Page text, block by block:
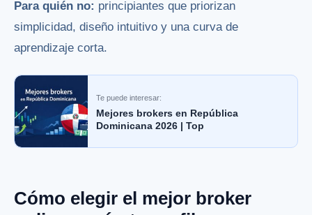
Para quién no: principiantes que priorizan
simplicidad, diseño intuitivo y una curva de
aprendizaje corta.
Te puede interesar:
Mejores brokers en República
Dominicana 2026 | Top
Cómo elegir el mejor broker